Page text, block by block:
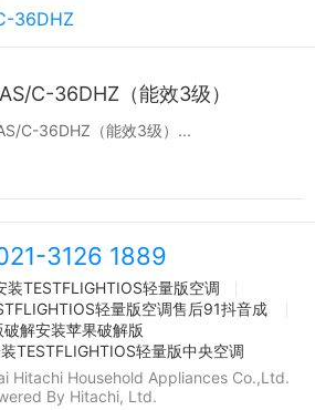
36DHZ
C-36DHZ（能效3级）
C-36DHZ（能效3级）...
3126 1889
装TESTFLIGHTIOS轻量版空调
轻量版空调售后91抖音成
破解安装苹果破解版
TESTFLIGHTIOS轻量版中央空调
Hitachi Household Appliances Co.,Ltd.
By Hitachi, Ltd.